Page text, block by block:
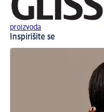
proizvoda
Inspirišite se